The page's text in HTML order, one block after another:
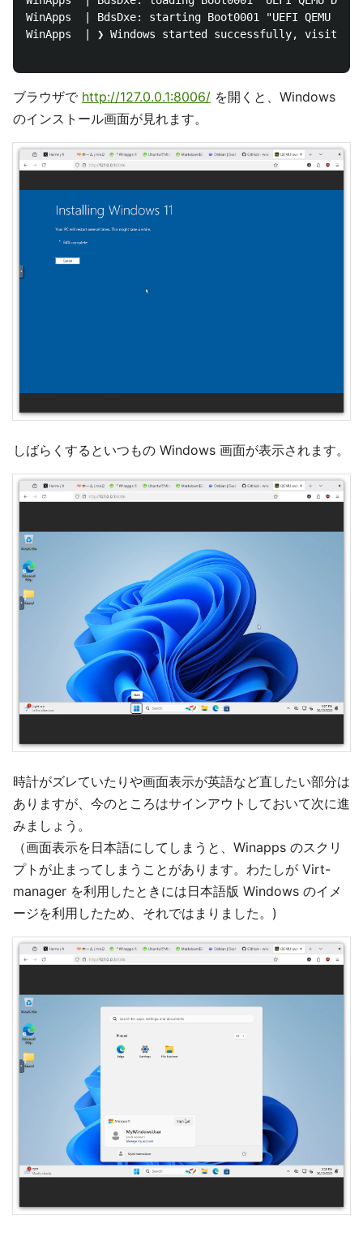
WinApps  | BdsDxe: starting Boot0001 "UEFI QEMU
WinApps  | ❯ Windows started successfully, visit
ブラウザで http://127.0.0.1:8006/ を開くと、Windows
のインストール画面が見れます。
しばらくするといつもの Windows 画面が表示されます。
時計がズレていたりや画面表示が英語など直したい部分は
ありますが、今のところはサインアウトしておいて次に進
みましょう。
（画面表示を日本語にしてしまうと、Winapps のスクリ
プトが止まってしまうことがあります。わたしが Virt-
manager を利用したときには日本語版 Windows のイメ
ージを利用したため、それではまりました。)